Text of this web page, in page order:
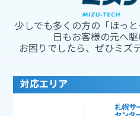
少しでも多くの方の「ほっ
日もお客様の元へ駆
お困りでしたら、ぜひミズ
対応エリア